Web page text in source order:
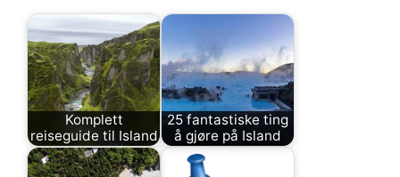
Komplett
reiseguide til Island
25 fantastiske ting
å gjøre på Island